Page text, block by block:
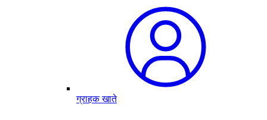
ग्राहक खाते